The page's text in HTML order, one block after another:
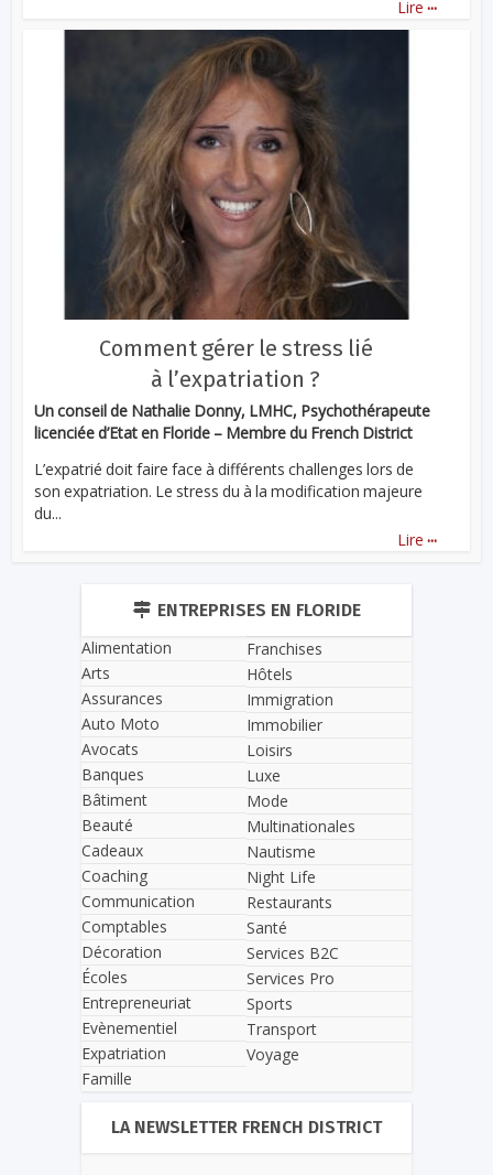
Lire
Comment gérer le stress lié
à l’expatriation ?
Un conseil de Nathalie Donny, LMHC, Psychothérapeute
licenciée d’Etat en Floride – Membre du French District
L’expatrié doit faire face à différents challenges lors de
son expatriation. Le stress du à la modification majeure
du...
Lire ...
ENTREPRISES EN FLORIDE
Alimentation
Arts
Assurances
Auto Moto
Avocats
Banques
Bâtiment
Beauté
Cadeaux
Coaching
Communication
Comptables
Décoration
Écoles
Entrepreneuriat
Evènementiel
Expatriation
Famille
Franchises
Hôtels
Immigration
Immobilier
Loisirs
Luxe
Mode
Multinationales
Nautisme
Night Life
Restaurants
Santé
Services B2C
Services Pro
Sports
Transport
Voyage
LA NEWSLETTER FRENCH DISTRICT